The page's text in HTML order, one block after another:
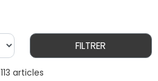
113 articles
FILTRER